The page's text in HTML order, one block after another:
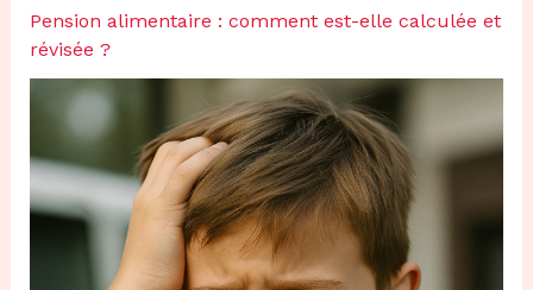
Pension alimentaire : comment est-elle calculée et
révisée ?